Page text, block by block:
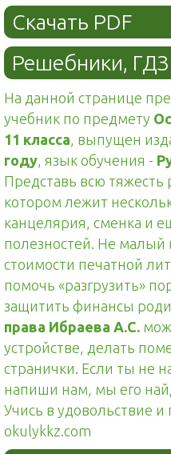
Скачать PDF
Решебники, ГДЗ
На данной странице
учебник по предмету
11 класса, выпущен
году, язык обучения -
Представь всю тяжесть
котором лежит
канцелярия, сменка и
полезностей. Не малый
стоимости печатной
помочь «разгрузить»
защитить финансы
права Ибраева А.С.
устройстве, делать
странички. Если ты не
напиши нам, мы его
Учись в удовольствие и
okulykkz.com